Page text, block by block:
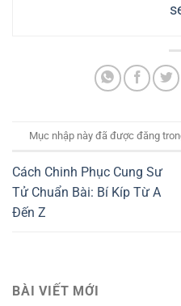
Mục nhập này đã được đăng
Cách Chinh Phục Cung Sư
Tử Chuẩn Bài: Bí Kíp Từ A
Đến Z
BÀI VIẾT MỚI